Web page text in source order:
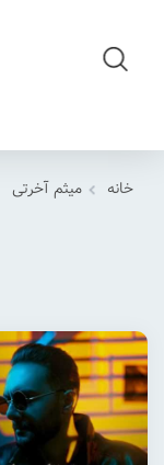
خانه میثم آخرتی